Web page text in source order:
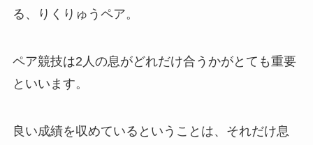
る、りくりゅうペア。
ペア競技は2人の息がどれだけ合うかがとても重要
といいます。
良い成績を収めているということは、それだけ息